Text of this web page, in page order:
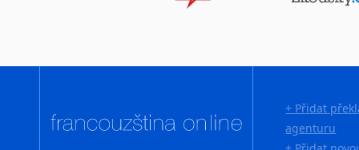
+ Přidat
agenturu